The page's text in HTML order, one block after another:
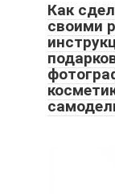
Как
своими